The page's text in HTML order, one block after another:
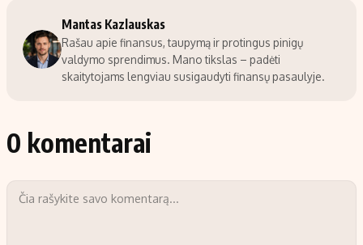
Mantas Kazlauskas
Rašau apie finansus, taupymą ir protingus pinigų
valdymo sprendimus. Mano tikslas – padėti
skaitytojams lengviau susigaudyti finansų pasaulyje.
0 komentarai